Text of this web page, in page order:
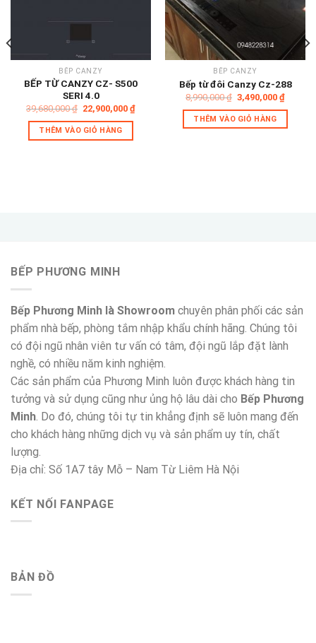
BẾP CANZY
BẾP TỪ CANZY CZ- S500
SERI 4.0
39,680,000₫ Giá
gốc
là:
39,680,000 ₫.
22,900,000 ₫Giá
hiện
THÊM VÀO GIỎ HÀNG
BẾP CANZY
Bếp từ đôi Canzy Cz-288
8,990,000₫ Giá
gốc
là:
8,990,000 ₫.
3,490,000 ₫Giá
hiện
tại
THÊM VÀO GIỎ HÀNG
BẾP PHƯƠNG MINH
Bếp Phương Minh là Showroom chuyên phân phối các sản
phẩm nhà bếp, phòng tắm nhập khẩu chính hãng. Chúng tôi
có đội ngũ nhân viên tư vấn có tâm, đội ngũ lắp đặt lành
nghề, có nhiều năm kinh nghiệm.
Các sản phẩm của Phương Minh luôn được khách hàng tin
tưởng và sử dụng cũng như ủng hộ lâu dài cho Bếp Phương
Minh . Do đó, chúng tôi tự tin khẳng định sẽ luôn mang đến
cho khách hàng những dịch vụ và sản phẩm uy tín, chất
lượng.
Địa chỉ: Số 1A7 tây Mỗ – Nam Từ Liêm Hà Nội
KẾT NỐI FANPAGE
BẢN ĐỒ